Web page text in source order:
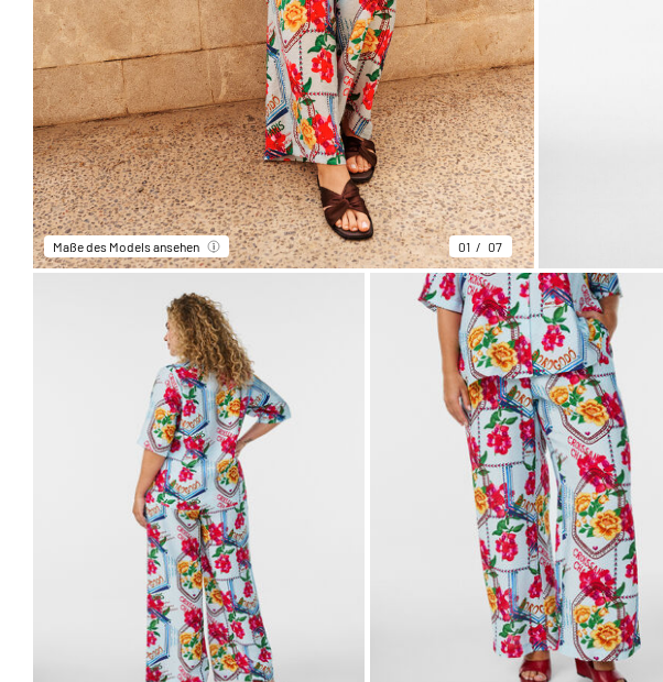
Maße des Models ansehen 01 07